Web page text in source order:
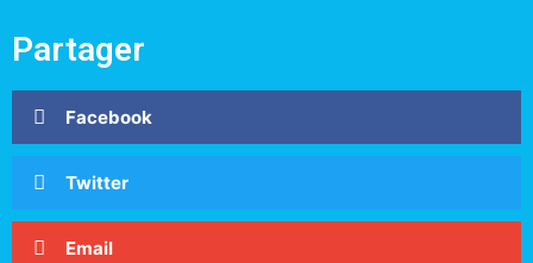
Partager
Facebook
Twitter
Email